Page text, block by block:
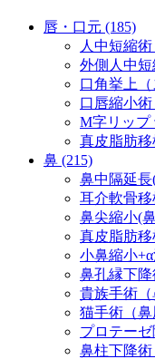
唇・口元 (185)
人中短縮
外側人中
口角挙上
口唇縮小術
M字リップ
真皮脂肪移
鼻 (215)
鼻中隔延長
耳介軟骨移
鼻尖縮小(
真皮脂肪移
小鼻縮小
鼻孔縁下
貴族手術
猫手術（
プロテー
鼻柱下降術